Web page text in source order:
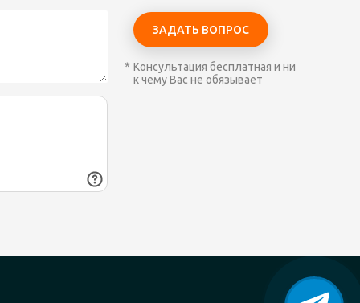
Консультация бесплатная и ни
к чему Вас не обязывает